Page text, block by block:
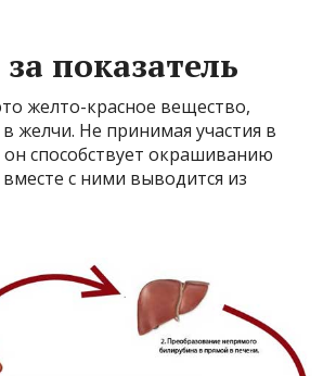
показатель
желто-красное вещество,
желчи. Не принимая участия в
способствует окрашиванию
с ними выводится из